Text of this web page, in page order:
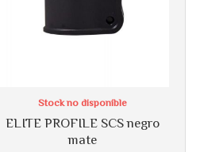
ELITE PROFILE SCS negro
mate
Stock no disponible